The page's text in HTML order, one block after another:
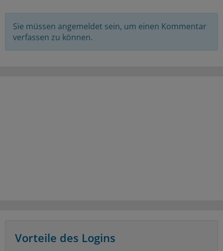
Sie müssen angemeldet sein, um einen Kommentar
verfassen zu können.
Vorteile des Logins